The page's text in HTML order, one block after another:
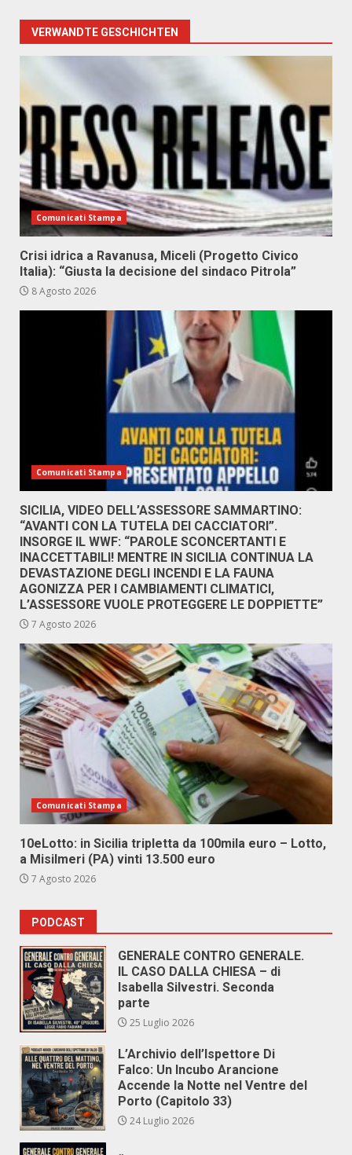
VERWANDTE GESCHICHTEN
Comunicati Stampa
Crisi idrica a Ravanusa, Miceli (Progetto Civico
Italia): “Giusta la decisione del sindaco Pitrola”
8 Agosto 2026
Comunicati Stampa
SICILIA, VIDEO DELL’ASSESSORE SAMMARTINO:
“AVANTI CON LA TUTELA DEI CACCIATORI”.
INSORGE IL WWF: “PAROLE SCONCERTANTI E
INACCETTABILI! MENTRE IN SICILIA CONTINUA LA
DEVASTAZIONE DEGLI INCENDI E LA FAUNA
AGONIZZA PER I CAMBIAMENTI CLIMATICI,
L’ASSESSORE VUOLE PROTEGGERE LE DOPPIETTE”
7 Agosto 2026
Comunicati Stampa
10eLotto: in Sicilia tripletta da 100mila euro – Lotto,
a Misilmeri (PA) vinti 13.500 euro
7 Agosto 2026
PODCAST
GENERALE CONTRO GENERALE.
IL CASO DALLA CHIESA – di
Isabella Silvestri. Seconda
parte
25 Luglio 2026
L’Archivio dell’Ispettore Di
Falco: Un Incubo Arancione
Accende la Notte nel Ventre del
Porto (Capitolo 33)
24 Luglio 2026